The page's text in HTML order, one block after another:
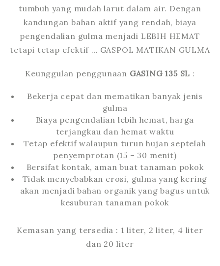
tumbuh yang mudah larut dalam air. Dengan
kandungan bahan aktif yang rendah, biaya
pengendalian gulma menjadi LEBIH HEMAT
tetapi tetap efektif … GASPOL MATIKAN GULMA
Keunggulan penggunaan GASING 135 SL :
Bekerja cepat dan mematikan banyak jenis
gulma
Biaya pengendalian lebih hemat, harga
terjangkau dan hemat waktu
Tetap efektif walaupun turun hujan septelah
penyemprotan (15 – 30 menit)
Bersifat kontak, aman buat tanaman pokok
Tidak menyebabkan erosi, gulma yang kering
akan menjadi bahan organik yang bagus untuk
kesuburan tanaman pokok
Kemasan yang tersedia : 1 liter, 2 liter, 4 liter
dan 20 liter